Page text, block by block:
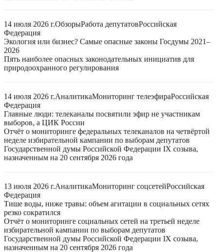
14 июля 2026 г.ОбзорыРабота депутатовРоссийская
Федерация
Экология или бизнес? Самые опасные законы Госдумы 2021–
2026
Пять наиболее опасных законодательных инициатив для
природоохранного регулирования
14 июля 2026 г.АналитикаМониторинг телеэфираРоссийская
Федерация
Главные люди: телеканалы посвятили эфир не участникам
выборов, а ЦИК России
Отчёт о мониторинге федеральных телеканалов на четвёртой
неделе избирательной кампании по выборам депутатов
Государственной думы Российской Федерации IX созыва,
назначенным на 20 сентября 2026 года
13 июля 2026 г.АналитикаМониторинг соцсетейРоссийская
Федерация
Тише воды, ниже травы: объем агитации в социальных сетях
резко сократился
Отчёт о мониторинге социальных сетей на третьей неделе
избирательной кампании по выборам депутатов
Государственной думы Российской Федерации IX созыва,
назначенным на 20 сентября 2026 года